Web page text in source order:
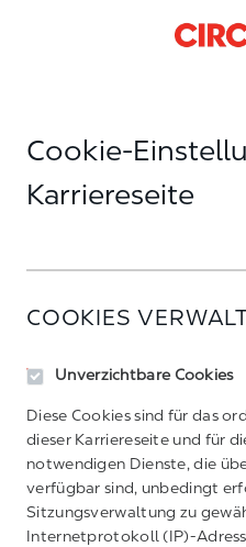
Cookie-
Karriereseite
COOKIES
Unverzichtbare Cookies
Diese Cookies sind für das
dieser Karriereseite und für
notwendigen Dienste, die
verfügbar sind, unbedingt
Sitzungsverwaltung zu
Internetprotokoll (IP)-